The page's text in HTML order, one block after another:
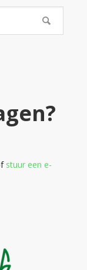
stuur een e-